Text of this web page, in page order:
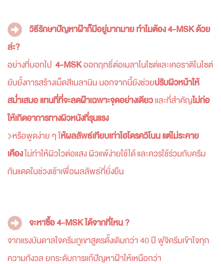
วิธีรักษาปัญหาฝ้าก็มีอยู่มากมาย ทำไมต้อง 4-MSK ด้วย
ล่ะ?
อย่างที่บอกไป 4-MSKออกฤทธิ์ต่อเมลาโนไซต์และเคอราติโนไซต์
ยับยั้งการสร้างเม็ดสีเมลานิน นอกจากนี้ยังช่วยปรับผิวหน้าให้
สม่ำเสมอ แทนที่ที่จะลดฝ้าเฉพาะจุดอย่างเดียวและที่สำคัญไม่ก่อ
ให้เกิดอาการทางผิวหนังที่รุนแรง
หรือพูดง่าย ๆ ให้ผลลัพธ์เทียบเท่าไฮโดรควิโนน แต่ไม่ระคาย
เคืองไม่ทำให้ผิวไวต่อแสง ผิวแพ้ง่ายใช้ได้ และควรใช้ร่วมกับครีม
กันแดดในช่วงเช้าเพื่อผลลัพธ์ที่ยั่งยืน
จะหาซื้อ 4-MSK ได้จากที่ไหน ?
จากแรงบันดาลใจครีมภูเขาสูตรดั้งเดิมกว่า 40 ปี ฟูจิครีมเข้าใจทุก
ความกังวล ยกระดับการแก้ปัญหาฝ้าให้เหนือกว่า